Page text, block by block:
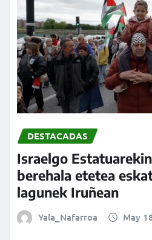
DESTACADAS
Israelgo
berehala etetea
lagunek Iruñean
Yala_Nafarroa May